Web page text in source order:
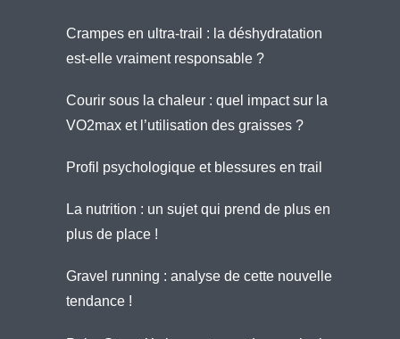
Crampes en ultra-trail : la déshydratation
est-elle vraiment responsable ?
Courir sous la chaleur : quel impact sur la
VO2max et l’utilisation des graisses ?
Profil psychologique et blessures en trail
La nutrition : un sujet qui prend de plus en
plus de place !
Gravel running : analyse de cette nouvelle
tendance !